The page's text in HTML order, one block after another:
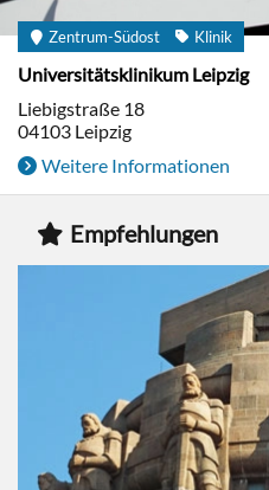
Zentrum-Südost Klinik
Universitätsklinikum Leipzig
Liebigstraße 18
04103 Leipzig
Weitere Informationen
Empfehlungen